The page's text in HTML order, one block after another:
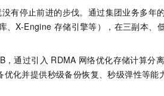
有停止前进的步伐。通过集团业务多年
、X-Engine 存储引擎等），在三副本、
，通过引入 RDMA 网络优化存储计算分
化并提供秒级备份恢复、秒级弹性等能